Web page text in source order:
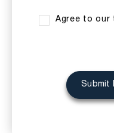
Agree to our
Submit